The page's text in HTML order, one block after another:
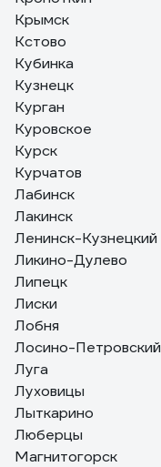
Крымск
Кстово
Кубинка
Кузнецк
Курган
Куровское
Курск
Курчатов
Лабинск
Лакинск
Ленинск-Кузнецкий
Ликино-Дулево
Липецк
Лиски
Лобня
Лосино-Петровский
Луга
Луховицы
Лыткарино
Люберцы
Магнитогорск